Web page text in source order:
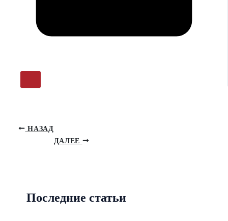
НАЗАД
ДАЛЕЕ
Последние статьи